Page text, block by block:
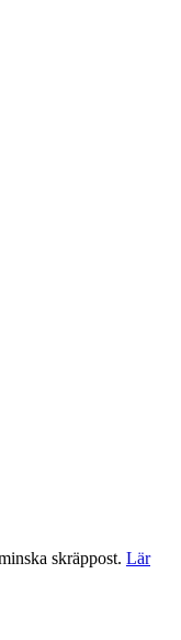
skräppost. Lär